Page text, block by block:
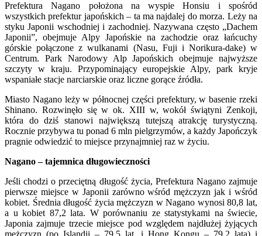
Prefektura Nagano położona na wyspie Honsiu i spośród
wszystkich prefektur japońskich – ta ma najdalej do morza. Leży na
styku Japonii wschodniej i zachodniej. Nazywana często „Dachem
Japonii”, obejmuje Alpy Japońskie na zachodzie oraz łańcuchy
górskie połączone z wulkanami (Nasu, Fuji i Norikura-dake) w
Centrum. Park Narodowy Alp Japońskich obejmuje najwyższe
szczyty w kraju. Przypominający europejskie Alpy, park kryje
wspaniałe stacje narciarskie oraz liczne gorące źródła.
Miasto Nagano leży w północnej części prefektury, w basenie rzeki
Shinano. Rozwinęło się w ok. XIII w, wokół świątyni Zenkoji,
która do dziś stanowi największą tutejszą atrakcję turystyczną.
Rocznie przybywa tu ponad 6 mln pielgrzymów, a każdy Japończyk
pragnie odwiedzić to miejsce przynajmniej raz w życiu.
Nagano – tajemnica długowieczności
Jeśli chodzi o przeciętną długość życia, Prefektura Nagano zajmuje
pierwsze miejsce w Japonii zarówno wśród mężczyzn jak i wśród
kobiet. Średnia długość życia mężczyzn w Nagano wynosi 80,8 lat,
a u kobiet 87,2 lata. W porównaniu ze statystykami na świecie,
Japonia zajmuje trzecie miejsce pod względem najdłużej żyjących